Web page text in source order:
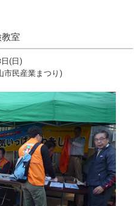
室
(日)
市民産業まつり)